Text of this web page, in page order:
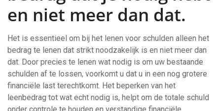
en niet meer dan dat.
Het is essentieel om bij het lenen voor schulden alleen het
bedrag te lenen dat strikt noodzakelijk is en niet meer dan
dat. Door precies te lenen wat nodig is om uw bestaande
schulden af te lossen, voorkomt u dat u in een nog grotere
financiële last terechtkomt. Het beperken van het
leenbedrag tot wat echt nodig is, helpt om de totale schuld